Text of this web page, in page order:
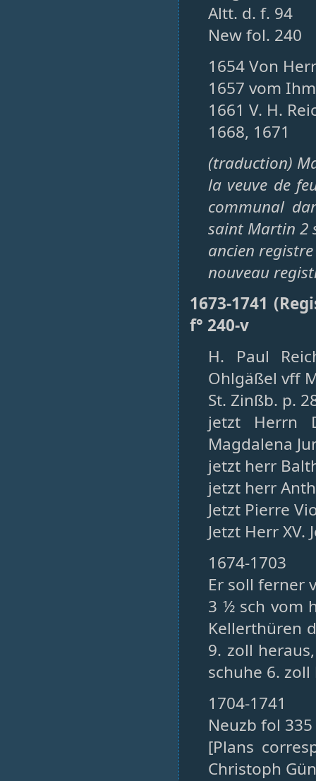
Altt. d. f. 94
New fol. 240
1654 Von
1657 vom
1661 V. H.
1668, 1671
(traduction)
la veuve de
communal
saint Martin 2
ancien registre
nouveau
1673-1741
f° 240-v
H. Paul
Ohlgäßel vff
St. Zinßb. p.
jetzt Herrn
Magdalena
jetzt herr
jetzt herr
Jetzt Pierre
Jetzt Herr
1674-1703
Er soll ferner
3 ½ sch vom
Kellerthüren
9. zoll
schuhe 6.
1704-1741
Neuzb fol 335
[Plans
Christoph